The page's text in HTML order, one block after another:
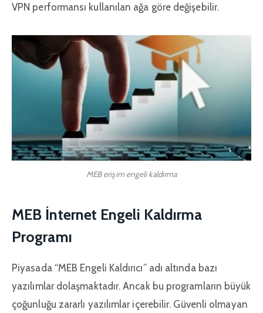
VPN performansı kullanılan ağa göre değişebilir.
MEB erişim engeli kaldırma
MEB İnternet Engeli Kaldırma
Programı
Piyasada “MEB Engeli Kaldırıcı” adı altında bazı
yazılımlar dolaşmaktadır. Ancak bu programların büyük
çoğunluğu zararlı yazılımlar içerebilir. Güvenli olmayan